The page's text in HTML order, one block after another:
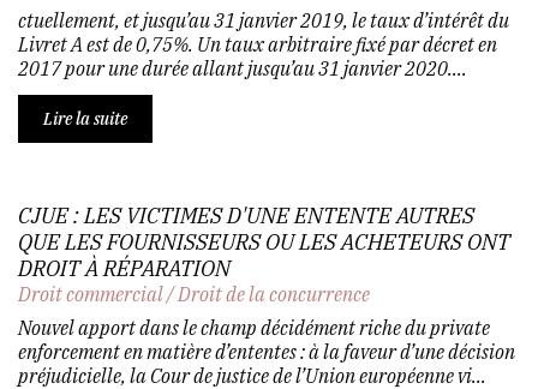
ctuellement, et jusqu’au 31 janvier 2019, le taux d’intérêt du
Livret A est de 0,75%. Un taux arbitraire fixé par décret en
2017 pour une durée allant jusqu’au 31 janvier 2020....
Lire la suite
CJUE : LES VICTIMES D'UNE ENTENTE AUTRES
QUE LES FOURNISSEURS OU LES ACHETEURS ONT
DROIT À RÉPARATION
Droit commercial/Droit de la concurrence
Nouvel apport dans le champ décidément riche du private
enforcement en matière d’ententes : à la faveur d’une décision
préjudicielle, la Cour de justice de l’Union européenne vi...